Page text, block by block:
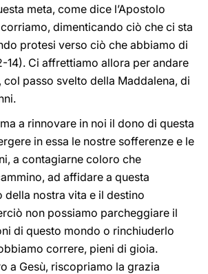
meta, come dice l’Apostolo
dimenticando ciò che ci sta
protesi verso ciò che abbiamo di
14). Ci affrettiamo allora per andare
passo svelto della Maddalena, di
a rinnovare in noi il dono di questa
in essa le nostre sofferenze e le
a contagiarne coloro che
ad affidare a questa
della nostra vita e il destino
non possiamo parcheggiare il
di questo mondo o rinchiuderlo
correre, pieni di gioia.
a Gesù, riscopriamo la grazia